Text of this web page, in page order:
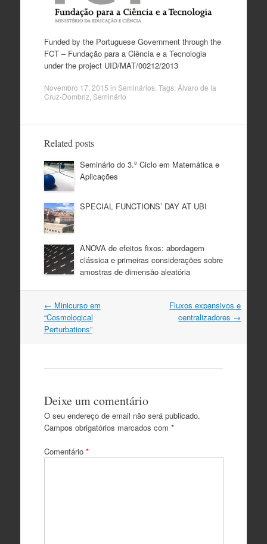
Funded by the Portuguese Government through the
FCT – Fundação para a Ciência e a Tecnologia
under the project UID/MAT/00212/2013
Novembro 17, 2015 in Seminários. Tags:Álvaro de la
Cruz-Dombriz, Seminário
Related posts
Seminário do 3.º Ciclo em Matemática e
Aplicações
SPECIAL FUNCTIONS’ DAY AT UBI
ANOVA de efeitos fixos: abordagem
clássica e primeiras considerações sobre
amostras de dimensão aleatória
Post
navigation
← Minicurso em
“Cosmological
Perturbations”
Fluxos expansivos e
centralizadores →
Deixe um comentário
O seu endereço de email não será publicado.
Campos obrigatórios marcados com *
Comentário *